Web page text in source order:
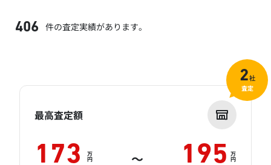
406 件の査定実績があります。
最高査定額
173 万
円 ～ 195 万
円
2社
査定